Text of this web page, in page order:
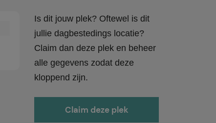
Is dit jouw plek? Oftewel is dit
jullie dagbestedings locatie?
Claim dan deze plek en beheer
alle gegevens zodat deze
kloppend zijn.
Claim deze plek